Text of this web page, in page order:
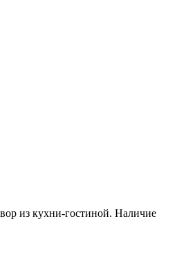
из кухни-гостиной. Наличие